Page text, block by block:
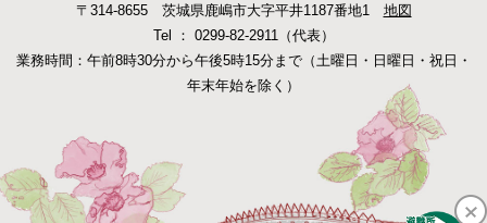
〒314-8655 茨城県鹿嶋市大字平井1187番地1 地図
Tel ： 0299-82-2911（代表）
業務時間：午前8時30分から午後5時15分まで（土曜日・日曜日・祝日・
年末年始を除く）